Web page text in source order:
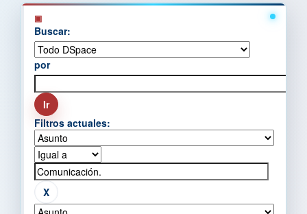
Buscar:
por
Filtros actuales: